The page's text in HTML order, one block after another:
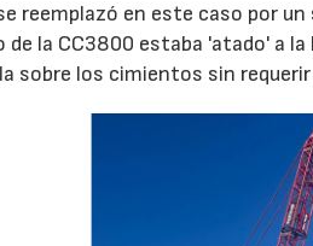
reemplazó en este caso por
la CC3800 estaba 'atado' a
sobre los cimientos sin